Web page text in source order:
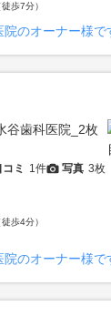
歩7分）
院のオーナー様で
コミ 1件 写真 3枚
歩4分）
院のオーナー様で